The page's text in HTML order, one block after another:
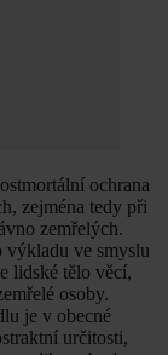
ochrana
zejména tedy při
zemřelých.
výkladu ve smyslu
lidské tělo věcí,
osoby.
je v obecné
určitosti,